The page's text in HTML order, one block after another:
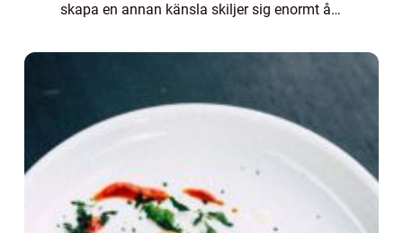
skapa en annan känsla skiljer sig enormt åt,